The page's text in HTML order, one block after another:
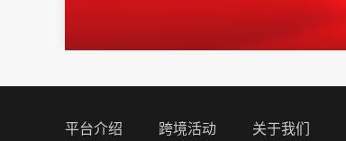
平台介绍 跨境活动 关于我们